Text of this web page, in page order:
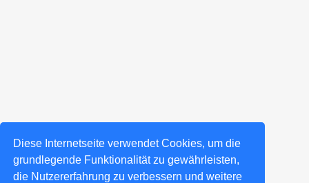
Diese Internetseite verwendet Cookies, um die
grundlegende Funktionalität zu gewährleisten,
die Nutzererfahrung zu verbessern und weitere